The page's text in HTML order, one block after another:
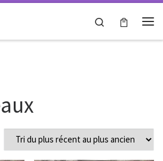
Search
plus récent au plus ancien